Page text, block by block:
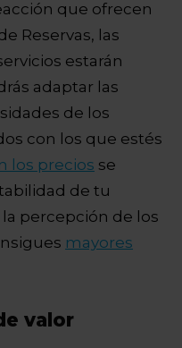
que ofrecen
Reservas, las
estarán
adaptar las
de los
con los que estés
los precios se
de tu
percepción de los
mayores
valor